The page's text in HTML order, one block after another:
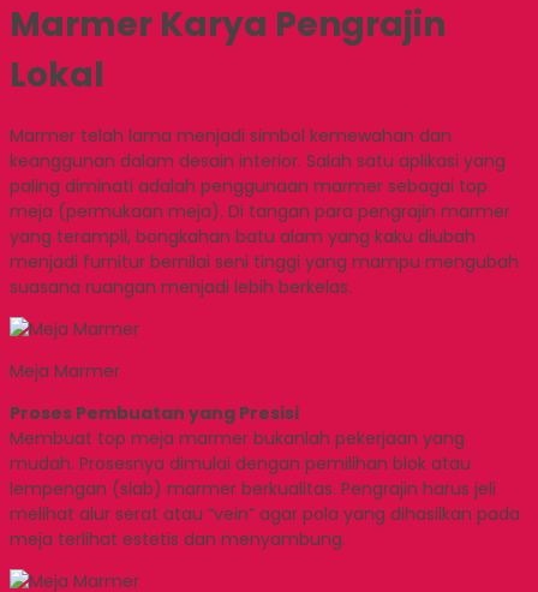
Marmer Karya Pengrajin
Lokal
Marmer telah lama menjadi simbol kemewahan dan
keanggunan dalam desain interior. Salah satu aplikasi yang
paling diminati adalah penggunaan marmer sebagai top
meja (permukaan meja). Di tangan para pengrajin marmer
yang terampil, bongkahan batu alam yang kaku diubah
menjadi furnitur bernilai seni tinggi yang mampu mengubah
suasana ruangan menjadi lebih berkelas.
Meja Marmer
Proses Pembuatan yang Presisi
Membuat top meja marmer bukanlah pekerjaan yang
mudah. Prosesnya dimulai dengan pemilihan blok atau
lempengan (slab) marmer berkualitas. Pengrajin harus jeli
melihat alur serat atau “vein” agar pola yang dihasilkan pada
meja terlihat estetis dan menyambung.